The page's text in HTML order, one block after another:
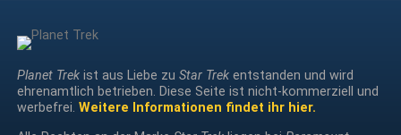
Planet Trekist aus Liebe zu Star Trekentstanden und wird
ehrenamtlich betrieben. Diese Seite ist nicht-kommerziell und
werbefrei. Weitere Informationen findet ihr hier.